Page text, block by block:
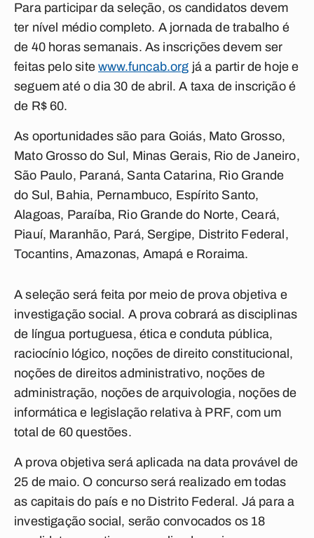
Para participar da seleção, os candidatos devem
ter nível médio completo. A jornada de trabalho é
de 40 horas semanais. As inscrições devem ser
feitas pelo sitewww.funcab.org já a partir de hoje e
seguem até o dia 30 de abril. A taxa de inscrição é
de R$ 60.
As oportunidades são para Goiás, Mato Grosso,
Mato Grosso do Sul, Minas Gerais, Rio de Janeiro,
São Paulo, Paraná, Santa Catarina, Rio Grande
do Sul, Bahia, Pernambuco, Espírito Santo,
Alagoas, Paraíba, Rio Grande do Norte, Ceará,
Piauí, Maranhão, Pará, Sergipe, Distrito Federal,
Tocantins, Amazonas, Amapá e Roraima.
A seleção será feita por meio de prova objetiva e
investigação social. A prova cobrará as disciplinas
de língua portuguesa, ética e conduta pública,
raciocínio lógico, noções de direito constitucional,
noções de direitos administrativo, noções de
administração, noções de arquivologia, noções de
informática e legislação relativa à PRF, com um
total de 60 questões.
A prova objetiva será aplicada na data provável de
25 de maio. O concurso será realizado em todas
as capitais do país e no Distrito Federal. Já para a
investigação social, serão convocados os 18